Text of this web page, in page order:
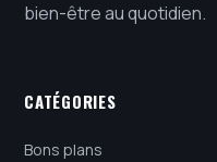
bien-être au quotidien.
CATÉGORIES
Bons plans